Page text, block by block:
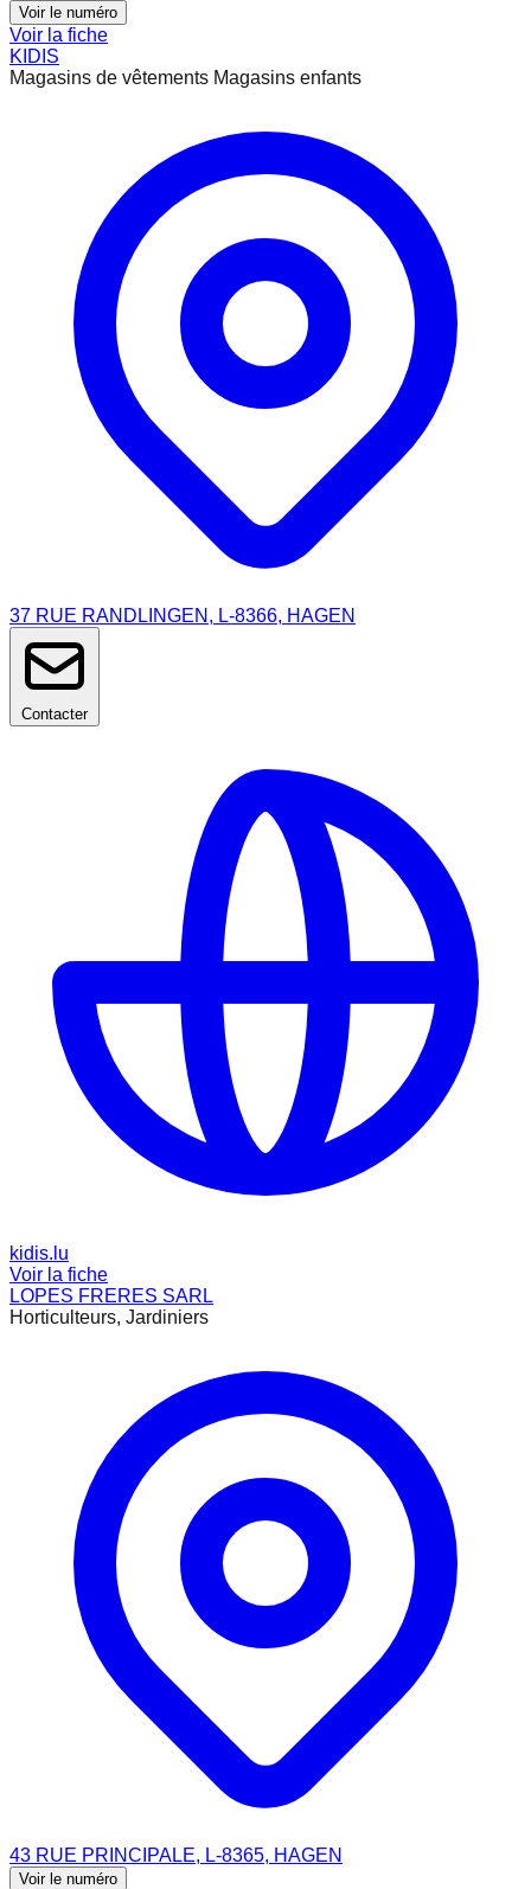
Voir le numéro
Voir la fiche
KIDIS
Magasins de vêtements Magasins enfants
37 RUE RANDLINGEN, L-8366, HAGEN
Contacter
kidis.lu
Voir la fiche
LOPES FRERES SARL
Horticulteurs, Jardiniers
43 RUE PRINCIPALE, L-8365, HAGEN
Voir le numéro